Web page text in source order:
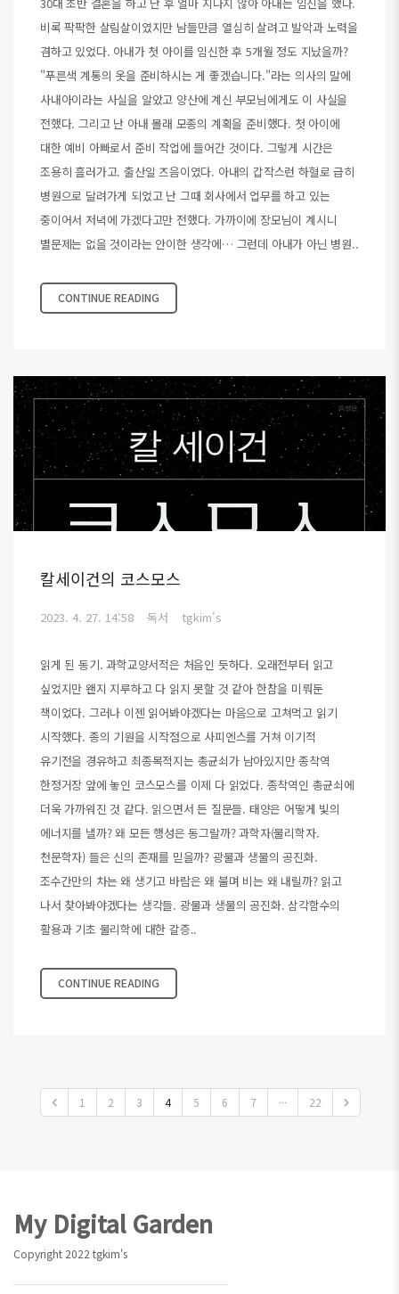
비록 팍팍한 살림살이였지만 남들만큼 열심히 살려고 발악과 노력을
겸하고 있었다. 아내가 첫 아이를 임신한 후 5개월 정도 지났을까?
"푸른색 계통의 옷을 준비하시는 게 좋겠습니다."라는 의사의 말에
사내아이라는 사실을 알았고 양산에 계신 부모님에게도 이 사실을
전했다. 그리고 난 아내 몰래 모종의 계획을 준비했다. 첫 아이에
대한 예비 아빠로서 준비 작업에 들어간 것이다. 그렇게 시간은
조용히 흘러가고. 출산일 즈음이였다. 아내의 갑작스런 하혈로 급히
병원으로 달려가게 되었고 난 그때 회사에서 업무를 하고 있는
중이어서 저녁에 가겠다고만 전했다. 가까이에 장모님이 계시니
별문제는 없을 것이라는 안이한 생각에… 그런데 아내가 아닌 병원..
CONTINUE READING
칼세이건의 코스모스
2023. 4. 27. 14:58 독서 tgkim's
읽게 된 동기. 과학교양서적은 처음인 듯하다. 오래전부터 읽고
싶었지만 왠지 지루하고 다 읽지 못할 것 같아 한참을 미뤄둔
책이었다. 그러나 이젠 읽어봐야겠다는 마음으로 고쳐먹고 읽기
시작했다. 종의 기원을 시작점으로 사피엔스를 거쳐 이기적
유기전을 경유하고 최종목적지는 총균쇠가 남아있지만 종착역
한정거장 앞에 놓인 코스모스를 이제 다 읽었다. 종착역인 총균쇠에
더욱 가까워진 것 같다. 읽으면서 든 질문들. 태양은 어떻게 빛의
에너지를 낼까? 왜 모든 행성은 동그랄까? 과학자(물리학자.
천문학자) 들은 신의 존재를 믿을까? 광물과 생물의 공진화.
조수간만의 차는 왜 생기고 바람은 왜 불며 비는 왜 내릴까? 읽고
나서 찾아봐야겠다는 생각들. 광물과 생물의 공진화. 삼각함수의
활용과 기초 물리학에 대한 갈증..
CONTINUE READING
1 2 3 4 5 6 7 ··· 22
Footer
My Digital Garden
Copyright 2022 tgkim's